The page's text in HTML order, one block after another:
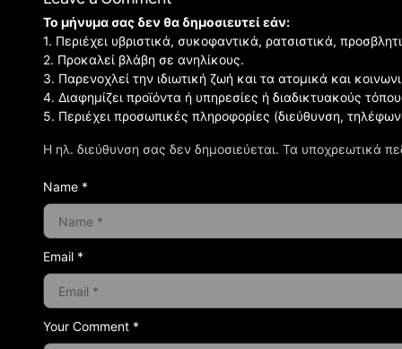
Η ηλ. διεύθυνση σας δεν δημοσιεύεται. Τα υποχρεωτικά
Your Comment *
Το μήνυμα σας δεν θα δημοσιευτεί εάν:
1. Περιέχει υβριστικά, συκοφαντικά, ρατσιστικά,
2. Προκαλεί βλάβη σε ανηλίκους.
3. Παρενοχλεί την ιδιωτική ζωή και τα ατομικά και
4. Διαφημίζει προϊόντα ή υπηρεσίες ή διαδικτυακούς
5. Περιέχει προσωπικές πληροφορίες (διεύθυνση,
Name *
Email *